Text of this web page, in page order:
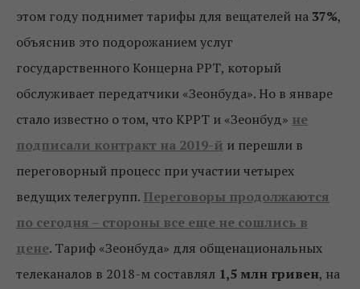
этом году поднимет тарифы для вещателей на 37%,
объяснив это подорожанием услуг
государственного Концерна РРТ, который
обслуживает передатчики «Зеонбуда». Но в январе
стало известно о том, что КРРТ и «Зеонбуд» не
подписали контракт на 2019-й и перешли в
переговорный процесс при участии четырех
ведущих телегрупп. Переговоры продолжаются
по сегодня – стороны все еще не сошлись в
цене. Тариф «Зеонбуда» для общенациональных
телеканалов в 2018-м составлял 1,5 млн гривен, на